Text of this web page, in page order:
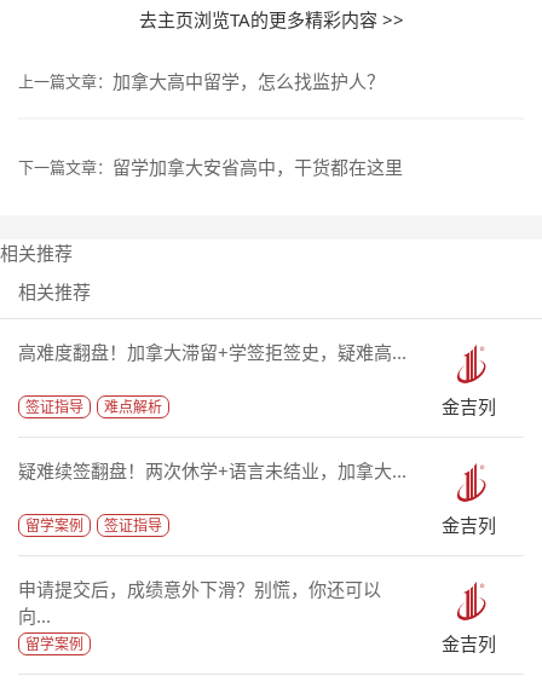
去主页浏览TA的更多精彩内容 >>
上一篇文章： 加拿大高中留学，怎么找监护人？
下一篇文章： 留学加拿大安省高中，干货都在这里
相关推荐
相关推荐
高难度翻盘！加拿大滞留+学签拒签史，疑难高...
签证指导 难点解析 金吉列
疑难续签翻盘！两次休学+语言未结业，加拿大...
留学案例 签证指导 金吉列
申请提交后，成绩意外下滑？别慌，你还可以
向...
留学案例 金吉列